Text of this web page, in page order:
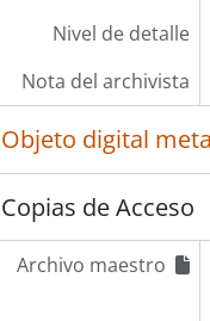
Nivel de detalle
Nota del archivista
Objeto digital
Copias de Acceso
Archivo maestro